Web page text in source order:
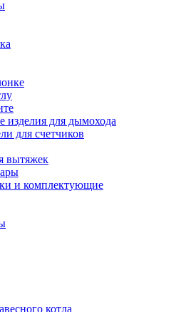
изделия для дымохода
для счетчиков
вытяжек
и комплектующие
котла